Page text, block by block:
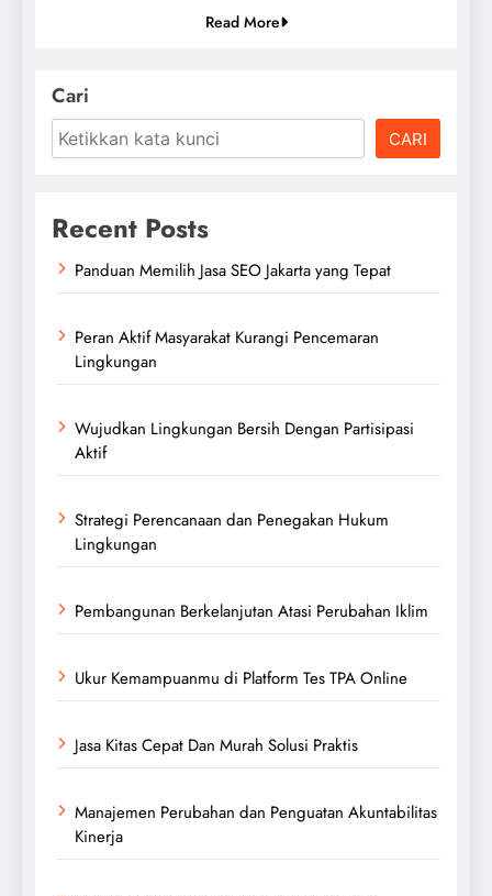
Read More
Cari
CARI
Recent Posts
Panduan Memilih Jasa SEO Jakarta yang Tepat
Peran Aktif Masyarakat Kurangi Pencemaran
Lingkungan
Wujudkan Lingkungan Bersih Dengan Partisipasi
Aktif
Strategi Perencanaan dan Penegakan Hukum
Lingkungan
Pembangunan Berkelanjutan Atasi Perubahan Iklim
Ukur Kemampuanmu di Platform Tes TPA Online
Jasa Kitas Cepat Dan Murah Solusi Praktis
Manajemen Perubahan dan Penguatan Akuntabilitas
Kinerja